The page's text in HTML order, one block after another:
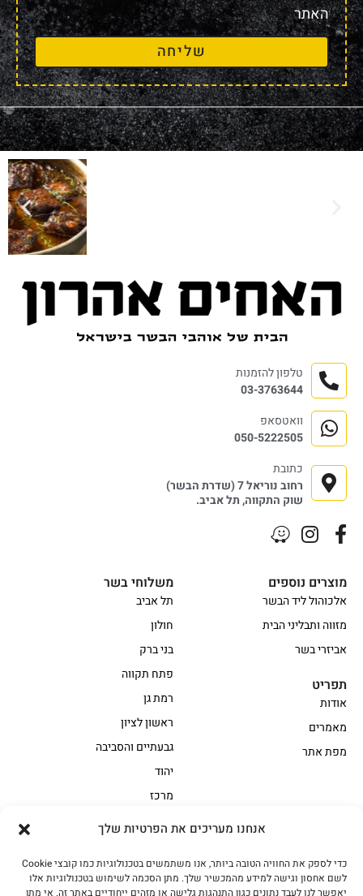
אנחנו מעריכים את הפרטיות שלך
כדי לספק את החוויה הטובה ביותר, אנו משתמשים בטכנולוגיות כמו קובצי Cookie
לשם אחסון וגישה למידע מהמכשיר שלך. מתן הסכמה לשימוש בטכנולוגיות אלו
יאפשר לנו לעבד נתונים כגון התנהגות גלישה או מזהים ייחודיים באתר זה. אי מתן
האתר
שליחה
אווז
בשר בקר משובח
בשר בקר עגלה משובח
בשר למעשנת
משלוחי בשר
תל אביב
חולון
בני ברק
פתח תקווה
רמת גן
ראשון לציון
גבעתיים והסביבה
יהוד
מרכז
מוצרים נוספים
אלכוהול ליד הבשר
מזווה ותבליני הבית
אביזרי בשר
תפריט
אודות
מאמרים
מפת אתר
טלפון להזמנות
03-3763644
וואטסאפ
050-5222505
כתובת
רחוב נוריאל 7 (שדרת הבשר)
שוק התקווה, תל אביב.